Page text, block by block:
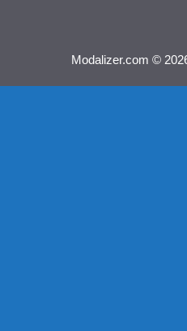
Modalizer.com ©